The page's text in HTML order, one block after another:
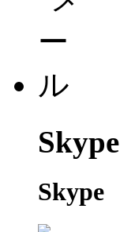
Skype
Skype